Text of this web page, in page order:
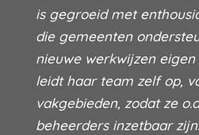
is gegroeid met
die gemeenten
nieuwe werkwijzen
leidt haar team zelf op,
vakgebieden, zodat ze
beheerders inzetbaar zijn.